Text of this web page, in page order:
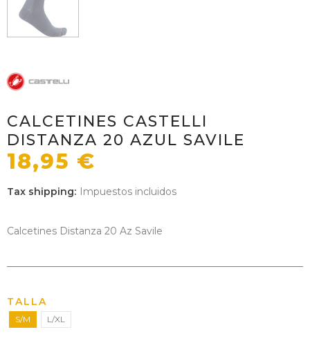
CALCETINES CASTELLI
DISTANZA 20 AZUL SAVILE
18,95 €
Tax shipping Impuestos incluidos
Calcetines Distanza 20 Az Savile
TALLA
S/M L/XL